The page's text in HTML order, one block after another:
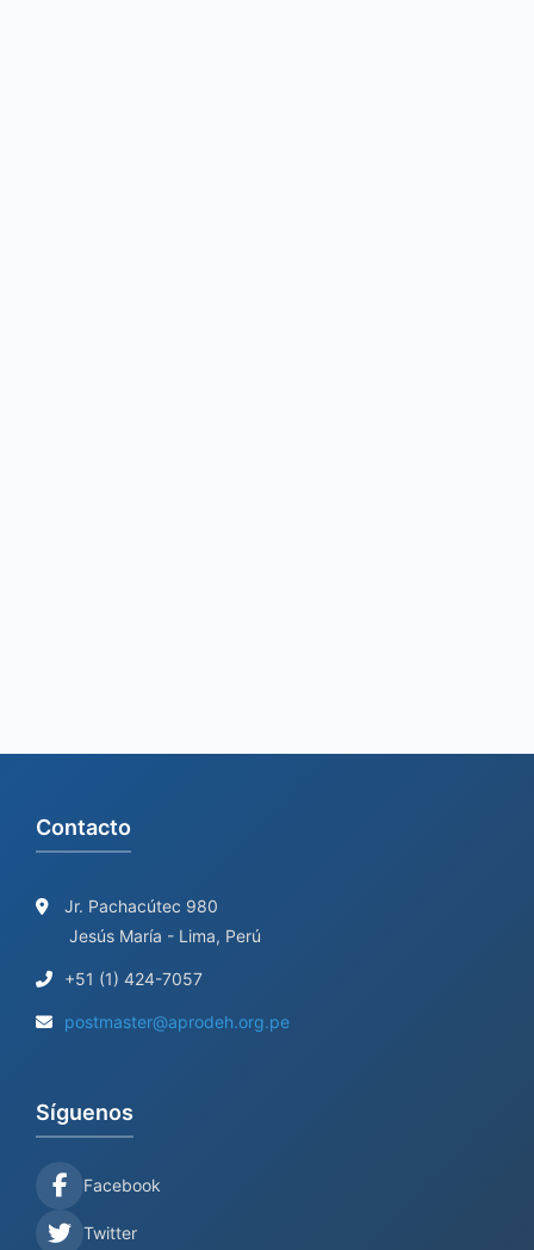
Contacto
Jr. Pachacútec 980
Jesús María - Lima, Perú
+51 (1) 424-7057
postmaster@aprodeh.org.pe
Síguenos
Facebook
Twitter